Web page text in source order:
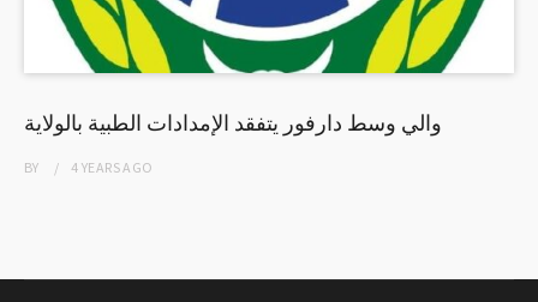
والي وسط دارفور يتفقد الإمدادات الطبية بالولاية
BY 4 YEARSAGO